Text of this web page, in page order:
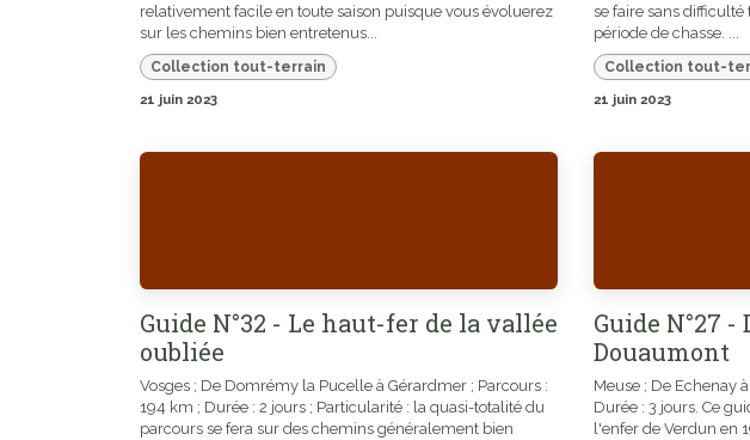
relativement facile en toute saison puisque vous évoluerez
sur les chemins bien entretenus...
Collection tout-terrain
21 juin 2023
se faire sans
période de chasse. ...
Collection tout-
21 juin 2023
Guide N°32 - Le haut-fer de la vallée
oubliée
Vosges ; De Domrémy la Pucelle à Gérardmer ; Parcours :
194 km ; Durée : 2 jours ; Particularité : la quasi-totalité du
parcours se fera sur des chemins généralement bien
Guide N°27
Douaumont
Meuse ; De Echenay
Durée : 3 jours. Ce
l'enfer de Verdun en